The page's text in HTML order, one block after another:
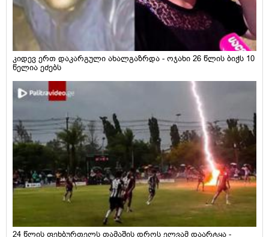
კიდევ ერთ დაკარგული ახალგაზრდა - ოჯახი 26 წლის ბიჭს 10
წელია ეძებს
24 წლის ფეხბურთელს თამაშის დროს ელვამ დაარტყა -